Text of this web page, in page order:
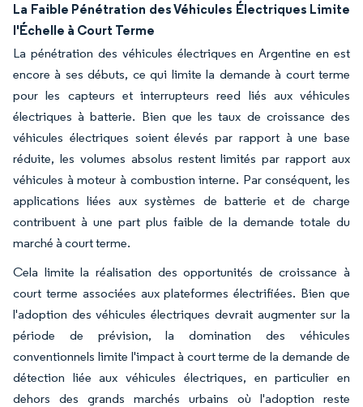
La Faible Pénétration des Véhicules Électriques Limite
l'Échelle à Court Terme
La pénétration des véhicules électriques en Argentine en est
encore à ses débuts, ce qui limite la demande à court terme
pour les capteurs et interrupteurs reed liés aux véhicules
électriques à batterie. Bien que les taux de croissance des
véhicules électriques soient élevés par rapport à une base
réduite, les volumes absolus restent limités par rapport aux
véhicules à moteur à combustion interne. Par conséquent, les
applications liées aux systèmes de batterie et de charge
contribuent à une part plus faible de la demande totale du
marché à court terme.
Cela limite la réalisation des opportunités de croissance à
court terme associées aux plateformes électrifiées. Bien que
l'adoption des véhicules électriques devrait augmenter sur la
période de prévision, la domination des véhicules
conventionnels limite l'impact à court terme de la demande de
détection liée aux véhicules électriques, en particulier en
dehors des grands marchés urbains où l'adoption reste